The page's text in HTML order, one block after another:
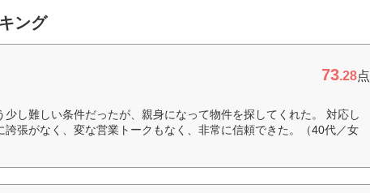
ング
73.28点
少し難しい条件だったが、親身になって物件を探してくれた。 対応し
誇張がなく、変な営業トークもなく、非常に信頼できた。（40代／女